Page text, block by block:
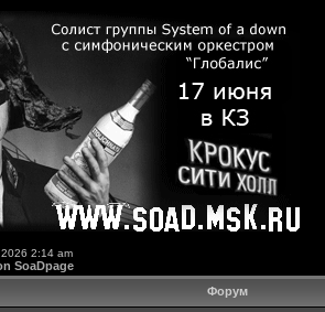
2:14 am
SoaDpage
Форум